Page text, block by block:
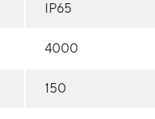
IP65
4000
150